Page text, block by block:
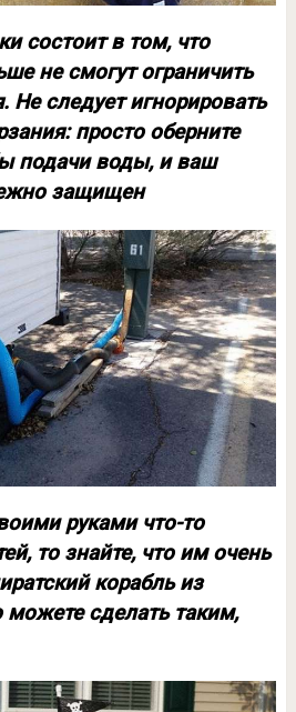
состоит в том, что
не смогут ограничить
Не следует игнорировать
просто оберните
подачи воды, и ваш
защищен
руками что-то
то знайте, что им очень
корабль из
можете сделать таким,